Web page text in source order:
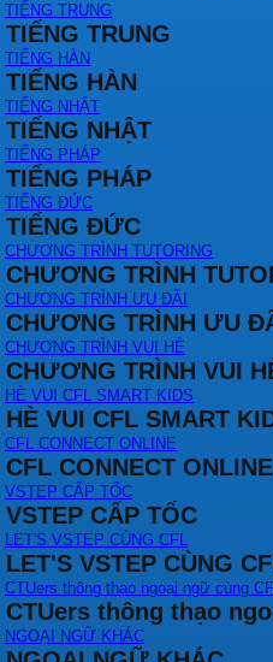
TIẾNG TRUNG
TIẾNG TRUNG
TIẾNG HÀN
TIẾNG HÀN
TIẾNG NHẬT
TIẾNG NHẬT
TIẾNG PHÁP
TIẾNG PHÁP
TIẾNG ĐỨC
TIẾNG ĐỨC
CHƯƠNG TRÌNH TUTORING
CHƯƠNG TRÌNH
CHƯƠNG TRÌNH ƯU ĐÃI
CHƯƠNG TRÌNH ƯU
CHƯƠNG TRÌNH VUI HÈ
CHƯƠNG TRÌNH VUI
HÈ VUI CFL SMART KIDS
HÈ VUI CFL SMART
CFL CONNECT ONLINE
CFL CONNECT ONLINE
VSTEP CẤP TỐC
VSTEP CẤP TỐC
LET'S VSTEP CÙNG CFL
LET'S VSTEP CÙNG
CTUers thông thạo ngoại ngữ cùng
CTUers thông thạo
NGOẠI NGỮ KHÁC